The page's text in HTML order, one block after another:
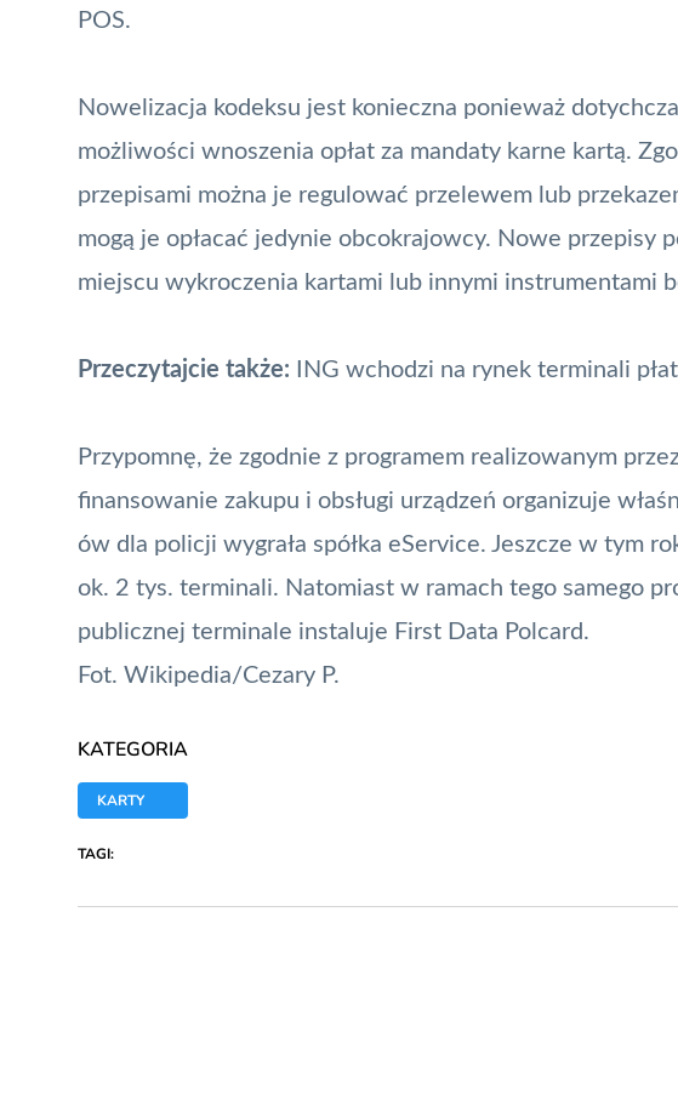
POS.
Nowelizacja kodeksu jest konieczna ponieważ
możliwości wnoszenia opłat za mandaty karne kartą.
przepisami można je regulować przelewem lub
mogą je opłacać jedynie obcokrajowcy. Nowe przepisy
miejscu wykroczenia kartami lub innymi instrumentami
Przeczytajcie także: ING wchodzi na rynek terminali
Przypomnę, że zgodnie z programem realizowanym
finansowanie zakupu i obsługi urządzeń organizuje
ów dla policji wygrała spółka eService. Jeszcze w tym
ok. 2 tys. terminali. Natomiast w ramach tego samego
publicznej terminale instaluje First Data Polcard .
Fot. Wikipedia/Cezary P.
KATEGORIA
KARTY
TAGI: